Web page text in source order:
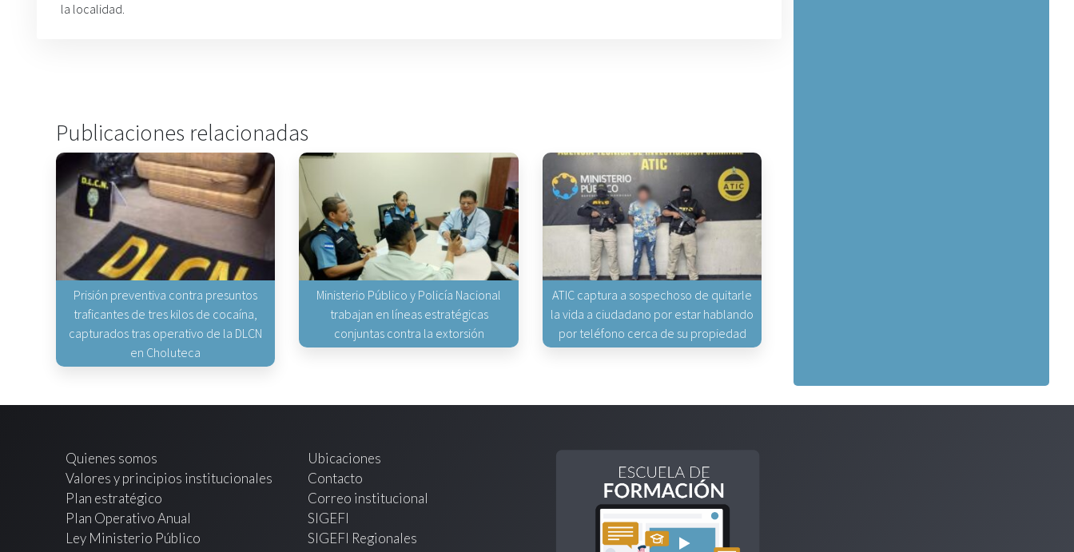
la localidad.
Publicaciones relacionadas
Prisión preventiva contra presuntos
traficantes de tres kilos de cocaína,
capturados tras operativo de la DLCN
en Choluteca
Ministerio Público y Policía Nacional
trabajan en líneas estratégicas
conjuntas contra la extorsión
ATIC captura a sospechoso de quitarle
la vida a ciudadano por estar hablando
por teléfono cerca de su propiedad
Quienes somos
Valores y principios institucionales
Plan estratégico
Plan Operativo Anual
Ley Ministerio Público
Ubicaciones
Contacto
Correo institucional
SIGEFI
SIGEFI Regionales